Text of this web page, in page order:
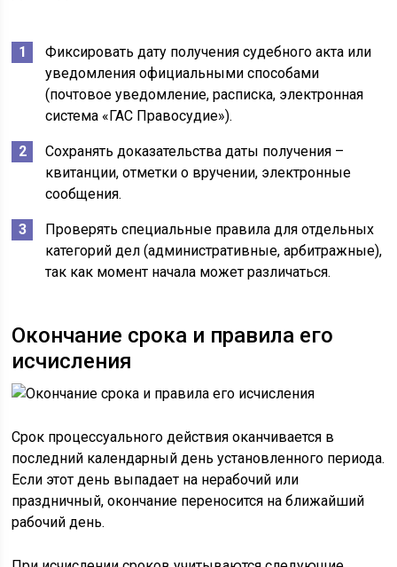
Фиксировать дату получения судебного акта или
уведомления официальными способами
(почтовое уведомление, расписка, электронная
система «ГАС Правосудие»).
Сохранять доказательства даты получения –
квитанции, отметки о вручении, электронные
сообщения.
Проверять специальные правила для отдельных
категорий дел (административные, арбитражные),
так как момент начала может различаться.
Окончание срока и правила его
исчисления
Срок процессуального действия оканчивается в
последний календарный день установленного периода.
Если этот день выпадает на нерабочий или
праздничный, окончание переносится на ближайший
рабочий день.